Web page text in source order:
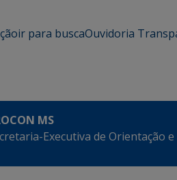
ir para buscaOuvidoria
MS
Executiva de Orientação